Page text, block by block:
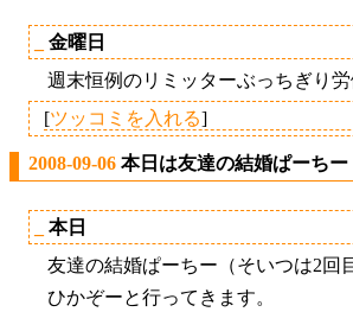
金曜日
週末恒例のリミッターぶっちぎり労
[ツッコミを入れる]
2008-09-06 本日は友達の結婚ぱーちー
本日
友達の結婚ぱーちー（そいつは2回
ひかぞーと行ってきます。